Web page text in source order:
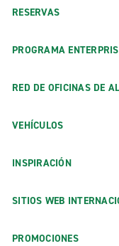
RESERVAS
PROGRAMA
RED DE OFICINAS DE
VEHÍCULOS
INSPIRACIÓN
SITIOS WEB
PROMOCIONES